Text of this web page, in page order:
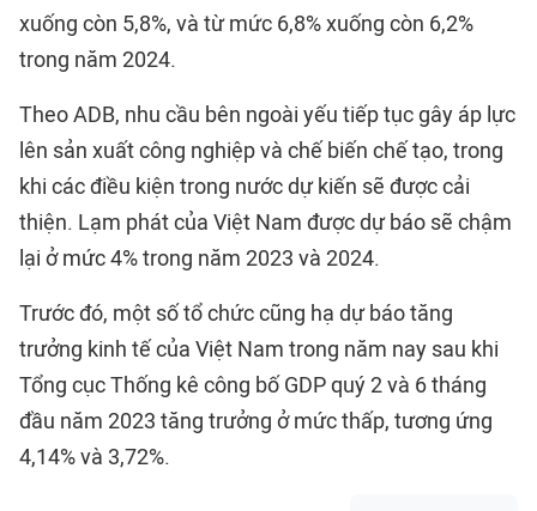
xuống còn 5,8%, và từ mức 6,8% xuống còn 6,2%
trong năm 2024.
Theo ADB, nhu cầu bên ngoài yếu tiếp tục gây áp lực
lên sản xuất công nghiệp và chế biến chế tạo, trong
khi các điều kiện trong nước dự kiến sẽ được cải
thiện. Lạm phát của Việt Nam được dự báo sẽ chậm
lại ở mức 4% trong năm 2023 và 2024.
Trước đó, một số tổ chức cũng hạ dự báo tăng
trưởng kinh tế của Việt Nam trong năm nay sau khi
Tổng cục Thống kê công bố GDP quý 2 và 6 tháng
đầu năm 2023 tăng trưởng ở mức thấp, tương ứng
4,14% và 3,72%.